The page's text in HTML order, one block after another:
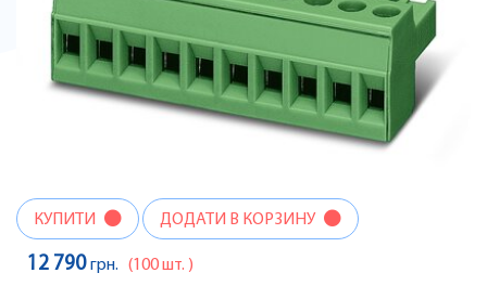
КУПИТИ ДОДАТИ В КОРЗИНУ
12 790грн. (100 шт. )